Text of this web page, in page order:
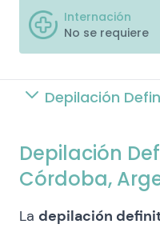
Internación
No se requiere
Depilación
Depilación
Córdoba,
La depilación